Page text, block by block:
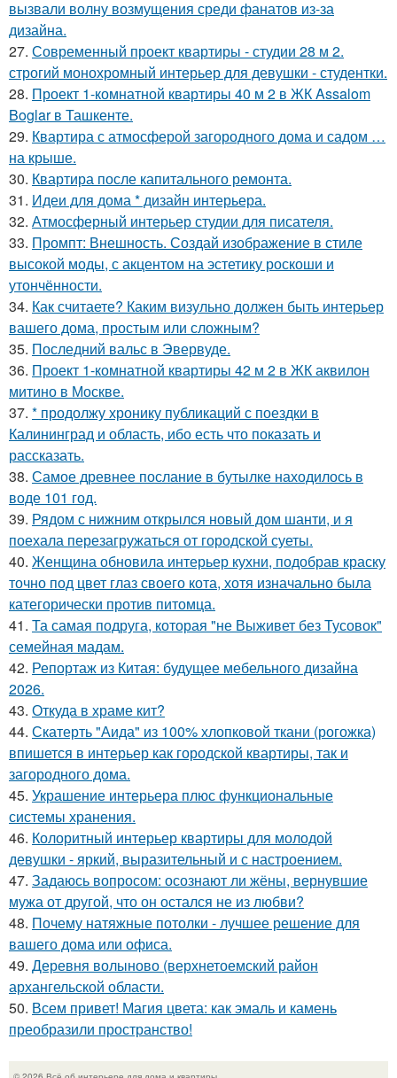
вызвали волну возмущения среди фанатов из-за
дизайна.
27. Современный проект квартиры - студии 28 м 2.
строгий монохромный интерьер для девушки - студентки.
28. Проект 1-комнатной квартиры 40 м 2 в ЖК Assalom
Boglar в Ташкенте.
29. Квартира с атмосферой загородного дома и садом …
на крыше.
30. Квартира после капитального ремонта.
31. Идеи для дома * дизайн интерьера.
32. Атмосферный интерьер студии для писателя.
33. Промпт: Внешность. Создай изображение в стиле
высокой моды, с акцентом на эстетику роскоши и
утончённости.
34. Как считаете? Каким визульно должен быть интерьер
вашего дома, простым или сложным?
35. Последний вальс в Эвервуде.
36. Проект 1-комнатной квартиры 42 м 2 в ЖК аквилон
митино в Москве.
37. * продолжу хронику публикаций с поездки в
Калининград и область, ибо есть что показать и
рассказать.
38. Самое древнее послание в бутылке находилось в
воде 101 год.
39. Рядом с нижним открылся новый дом шанти, и я
поехала перезагружаться от городской суеты.
40. Женщина обновила интерьер кухни, подобрав краску
точно под цвет глаз своего кота, хотя изначально была
категорически против питомца.
41. Та самая подруга, которая "не Выживет без Тусовок"
семейная мадам.
42. Репортаж из Китая: будущее мебельного дизайна
2026.
43. Откуда в храме кит?
44. Скатерть "Аида" из 100% хлопковой ткани (рогожка)
впишется в интерьер как городской квартиры, так и
загородного дома.
45. Украшение интерьера плюс функциональные
системы хранения.
46. Колоритный интерьер квартиры для молодой
девушки - яркий, выразительный и с настроением.
47. Задаюсь вопросом: осознают ли жёны, вернувшие
мужа от другой, что он остался не из любви?
48. Почему натяжные потолки - лучшее решение для
вашего дома или офиса.
49. Деревня волыново (верхнетоемский район
архангельской области.
50. Всем привет! Магия цвета: как эмаль и камень
преобразили пространство!